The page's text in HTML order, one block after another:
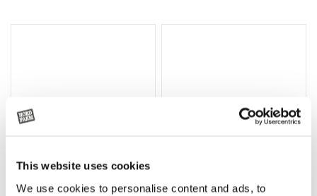
This website uses cookies
We use cookies to personalise content and ads, to